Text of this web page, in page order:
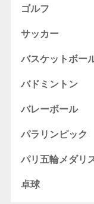
ゴルフ
サッカー
バスケットボー
バドミントン
バレーボール
パラリンピック
パリ五輪メダリ
卓球